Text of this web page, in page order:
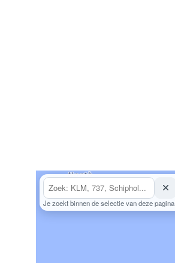
Je zoekt binnen de selectie van deze pagina